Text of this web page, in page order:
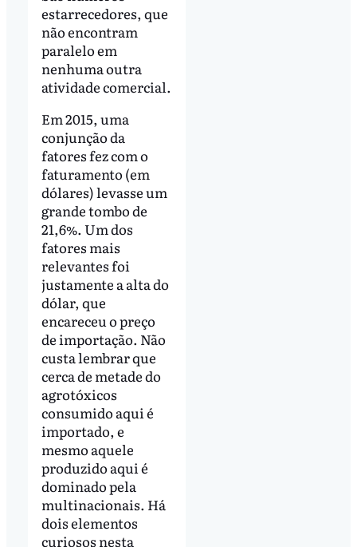
estarrecedores, que
não encontram
paralelo em
nenhuma outra
atividade comercial.
Em 2015, uma
conjunção da
fatores fez com o
faturamento (em
dólares) levasse um
grande tombo de
21,6%. Um dos
fatores mais
relevantes foi
justamente a alta do
dólar, que
encareceu o preço
de importação. Não
custa lembrar que
cerca de metade do
agrotóxicos
consumido aqui é
importado, e
mesmo aquele
produzido aqui é
dominado pela
multinacionais. Há
dois elementos
curiosos nesta